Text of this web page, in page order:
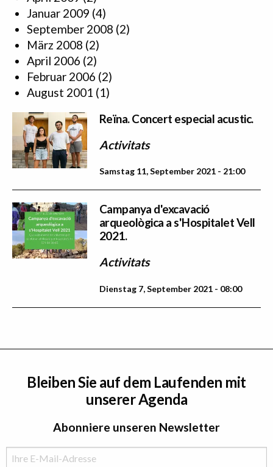
Januar 2009 (4)
September 2008 (2)
März 2008 (2)
April 2006 (2)
Februar 2006 (2)
August 2001 (1)
Reïna. Concert especial acustic.
Activitats
Samstag 11, September 2021 - 21:00
Campanya d'excavació
arqueològica a s'Hospitalet Vell
2021.
Activitats
Dienstag 7, September 2021 - 08:00
Bleiben Sie auf dem Laufenden mit
unserer Agenda
Abonniere unseren Newsletter